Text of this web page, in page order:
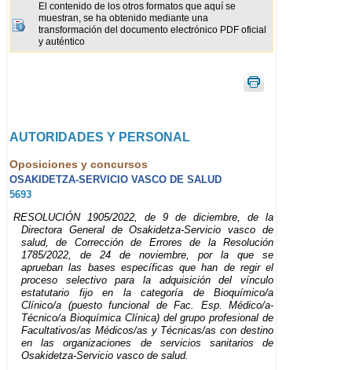
El contenido de los otros formatos que aquí se
muestran, se ha obtenido mediante una
transformación del documento electrónico PDF oficial
y auténtico
AUTORIDADES Y PERSONAL
Oposiciones y concursos
OSAKIDETZA-SERVICIO VASCO DE SALUD
5693
RESOLUCIÓN 1905/2022, de 9 de diciembre, de la
Directora General de Osakidetza-Servicio vasco de
salud, de Corrección de Errores de la Resolución
1785/2022, de 24 de noviembre, por la que se
aprueban las bases específicas que han de regir el
proceso selectivo para la adquisición del vínculo
estatutario fijo en la categoría de Bioquímico/a
Clínico/a (puesto funcional de Fac. Esp. Médico/a-
Técnico/a Bioquímica Clínica) del grupo profesional de
Facultativos/as Médicos/as y Técnicas/as con destino
en las organizaciones de servicios sanitarios de
Osakidetza-Servicio vasco de salud.